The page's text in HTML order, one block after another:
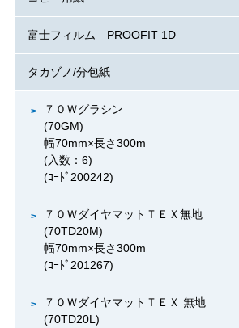
富士フィルム PROOFIT 1D
タカゾノ/分包紙
７０Ｗグラシン
(70GM)
幅70mm×長さ300m
(入数：6)
(ｺｰﾄﾞ200242)
７０ＷダイヤマットＴＥＸ無地
(70TD20M)
幅70mm×長さ300m
(ｺｰﾄﾞ201267)
７０ＷダイヤマットＴＥＸ 無地
(70TD20L)